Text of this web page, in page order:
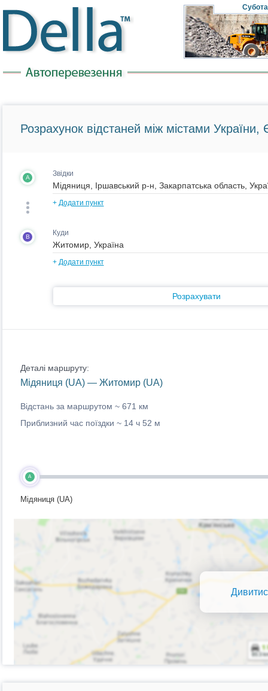
Субота
Розрахунок відстаней між містами України,
A Звідки
+ Додати пункт
B Куди
+ Додати пункт
Розрахувати
Деталі маршруту:
Мідяниця (UA) — Житомир (UA)
Відстань за маршрутом ~ 671 км
Приблизний час поїздки ~ 14 ч 52 м
A
Мідяниця (UA)